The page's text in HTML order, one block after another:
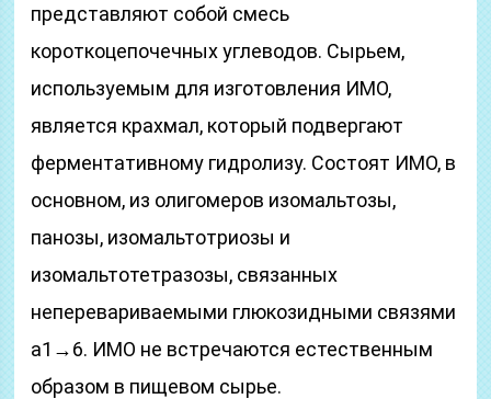
представляют собой смесь
короткоцепочечных углеводов. Сырьем,
используемым для изготовления ИМО,
является крахмал, который подвергают
ферментативному гидролизу. Состоят ИМО, в
основном, из олигомеров изомальтозы,
панозы, изомальтотриозы и
изомальтотетразозы, связанных
неперевариваемыми глюкозидными связями
a1→6. ИМО не встречаются естественным
образом в пищевом сырье.